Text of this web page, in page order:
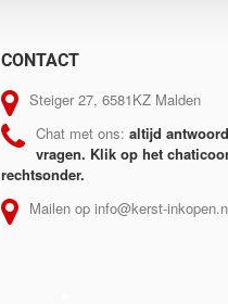
CONTACT
Steiger 27, 6581KZ Malden
Chat met ons: altijd
vragen. Klik op het
rechtsonder.
Mailen op info@kerst-